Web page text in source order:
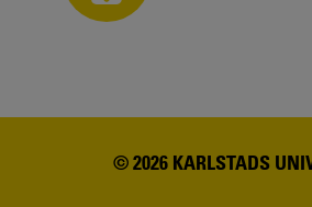
© 2026 KARLSTADS